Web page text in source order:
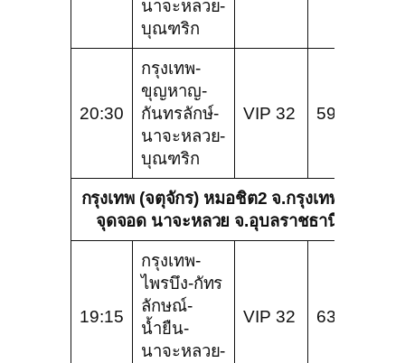
นาจะหลวย-
บุณฑริก
20:30
กรุงเทพ-
ขุญหาญ-
กันทรลักษ์-
นาจะหลวย-
บุณฑริก
VIP 32 599
กรุงเทพ (จตุจักร) หมอชิต2 จ.กรุงเทพ –
จุดจอด นาจะหลวย จ.อุบลราชธานี
19:15
กรุงเทพ-
ไพรบึง-กัทร
ลักษณ์-
น้ำยืน-
นาจะหลวย-
VIP 32 636